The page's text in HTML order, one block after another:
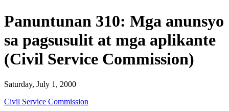
Panuntunan 310: Mga anunsyo
sa pagsusulit at mga aplikante
(Civil Service Commission)
Saturday, July 1, 2000
Civil Service Commission